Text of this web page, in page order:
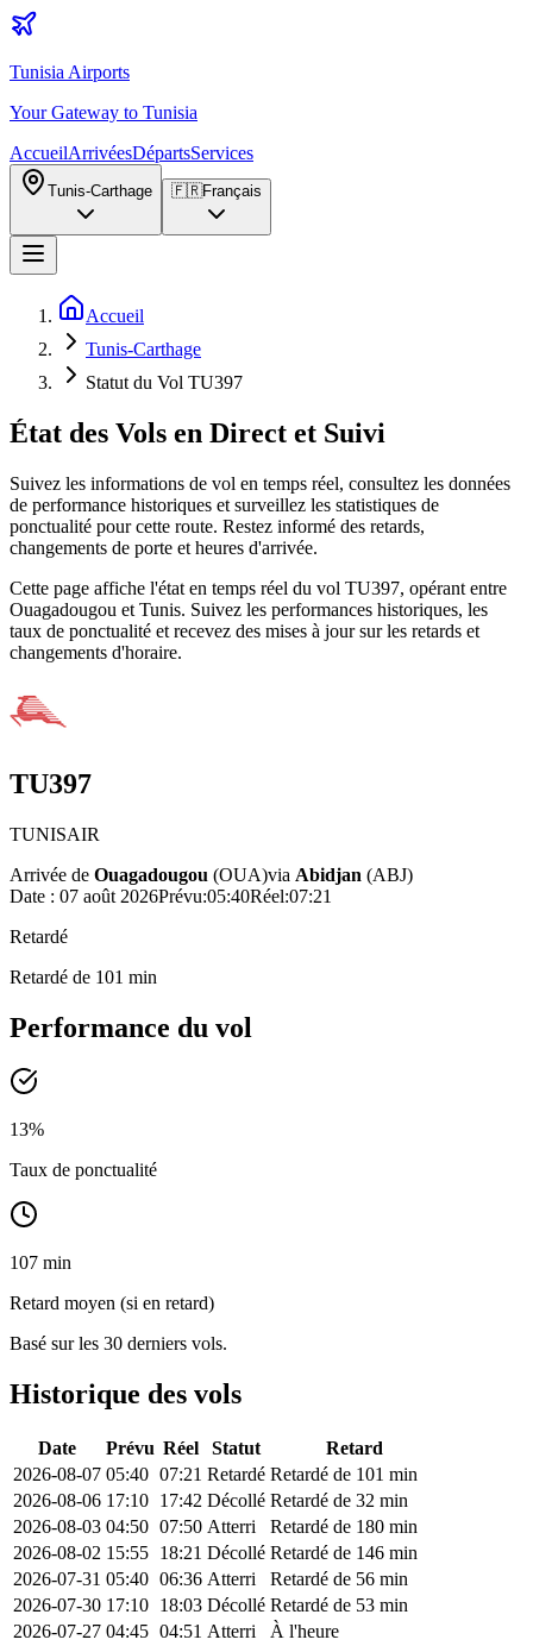
Tunisia Airports
Your Gateway to Tunisia
AccueilArrivéesDépartsServices
Tunis-Carthage 🇫🇷Français
Accueil
Tunis-Carthage
Statut du Vol TU397
État des Vols en Direct et Suivi
Suivez les informations de vol en temps réel, consultez les données
de performance historiques et surveillez les statistiques de
ponctualité pour cette route. Restez informé des retards,
changements de porte et heures d'arrivée.
Cette page affiche l'état en temps réel du vol TU397, opérant entre
Ouagadougou et Tunis. Suivez les performances historiques, les
taux de ponctualité et recevez des mises à jour sur les retards et
changements d'horaire.
TU397
TUNISAIR
Arrivée de Ouagadougou (OUA)via Abidjan (ABJ)
Date : 07 août 2026Prévu:05:40Réel:07:21
Retardé
Retardé de 101 min
Performance du vol
13%
Taux de ponctualité
107 min
Retard moyen (si en retard)
Basé sur les 30 derniers vols.
Historique des vols
Date Prévu Réel Statut
Retard
2026-08-07 05:40 07:21 Retardé Retardé de 101 min
2026-08-06 17:10 17:42 Décollé Retardé de 32 min
2026-08-03 04:50 07:50 Atterri
Retardé de 180 min
2026-08-02 15:55 18:21 Décollé Retardé de 146 min
2026-07-31 05:40 06:36 Atterri
Retardé de 56 min
2026-07-30 17:10 18:03 Décollé Retardé de 53 min
2026-07-27 04:45 04:51 Atterri
À l'heure